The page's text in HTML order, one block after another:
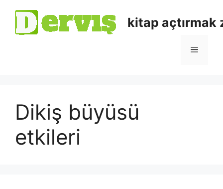
kitap açtırmak
Dikiş büyüsü
etkileri